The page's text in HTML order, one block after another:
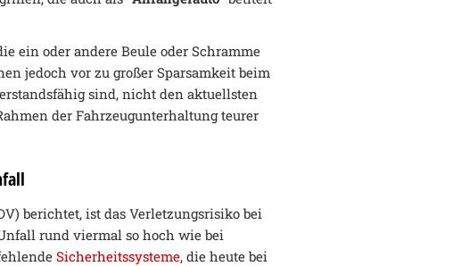
ein oder andere Beule oder Schramme
jedoch vor zu großer Sparsamkeit beim
sind, nicht den aktuellsten
der Fahrzeugunterhaltung teurer
berichtet, ist das Verletzungsrisiko bei
rund viermal so hoch wie bei
Sicherheitssysteme, die heute bei